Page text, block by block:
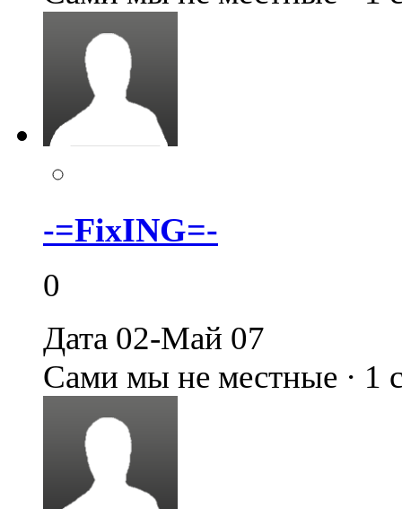
-=FixING=-
0
Дата 02-Май 07
Сами мы не местные · 1